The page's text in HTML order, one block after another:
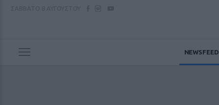
NEWSFEED